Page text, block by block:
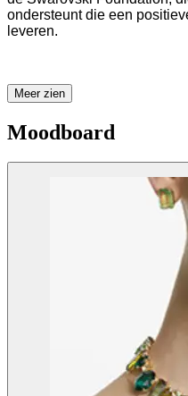
ondersteunt die een
leveren.
Meer zien
Moodboard